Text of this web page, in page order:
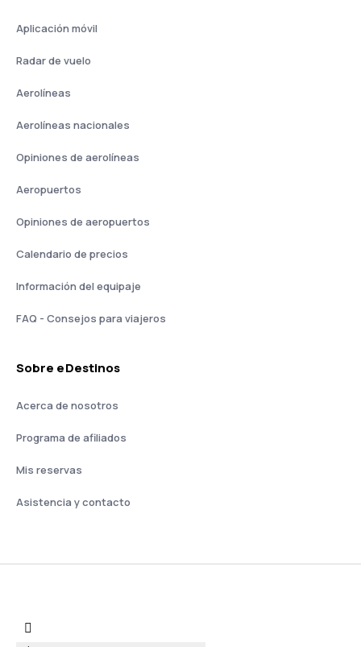
Aplicación móvil
Radar de vuelo
Aerolíneas
Aerolíneas nacionales
Opiniones de aerolíneas
Aeropuertos
Opiniones de aeropuertos
Calendario de precios
Información del equipaje
FAQ - Consejos para viajeros
Sobre eDestinos
Acerca de nosotros
Programa de afiliados
Mis reservas
Asistencia y contacto